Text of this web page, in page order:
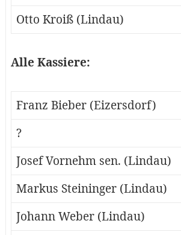
Otto Kroiß (Lindau)
Alle Kassiere:
Franz Bieber (Eizersdorf)
?
Josef Vornehm sen. (Lindau)
Markus Steininger (Lindau)
Johann Weber (Lindau)